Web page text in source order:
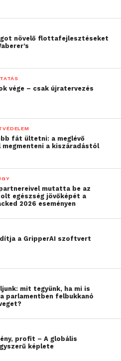
teszi a
idejének
információ-
terén.
a nagyobb
és ezzel
–
szakember.
de újak is
változás
amint
növelő flottafejlesztéseket
vége – csak újratervezés
fát ültetni: a meglévő
megmenteni a kiszáradástól
mutatta be az
egészség jövőképét a
2026 eseményen
a GripperAI szoftvert
mit tegyünk, ha mi is
parlamentben felbukkanó
profit – A globális
képlete